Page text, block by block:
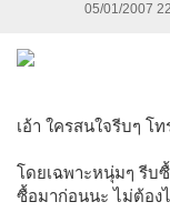
05/01/2007
เอ้า ใครสนใจรีบๆ โ
โดยเฉพาะหนุ่มๆ รีบ
ซื้อมาก่อนนะ ไม่ต้อง